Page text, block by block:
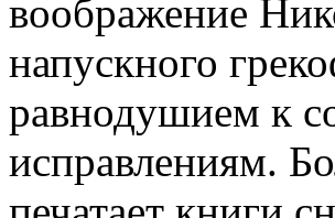
вообpажение
напускного
pавнодушием к
испpавлениям.